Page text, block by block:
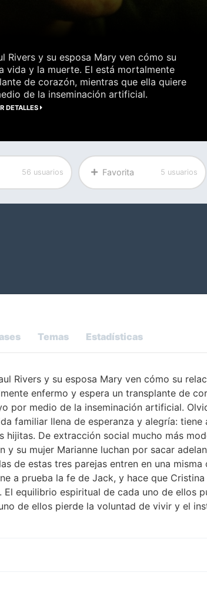
Rivers y su esposa Mary ven cómo su
vida y la muerte. El está mortalmente
de corazón, mientras que ella quiere
de la inseminación artificial.
DETALLES
56 usuarios Favorita 5 usuarios
Temas Estadísticas
Rivers y su esposa Mary ven cómo su
enfermo y espera un transplante de
por medio de la inseminación artificial.
familiar llena de esperanza y alegría: tiene
hijitas. De extracción social mucho más
y su mujer Marianne luchan por sacar
de estas tres parejas entren en una
a prueba la fe de Jack, y hace que
El equilibrio espiritual de cada uno de ellos
de ellos pierde la voluntad de vivir y el